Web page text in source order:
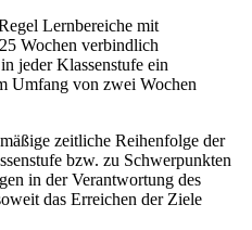
Lernbereiche mit
Wochen verbindlich
jeder Klassenstufe ein
Umfang von zwei Wochen
zeitliche Reihenfolge der
bzw. zu Schwerpunkten
in der Verantwortung des
das Erreichen der Ziele